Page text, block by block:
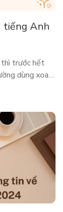
tiếng Anh
thì trước hết
dùng xoay
cung cấp cho
công việc để